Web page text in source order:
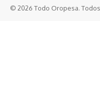
© 2026 Todo Oropesa.